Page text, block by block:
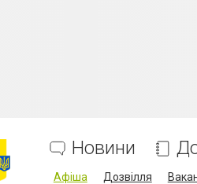
Новини
Афіша Дозвілля